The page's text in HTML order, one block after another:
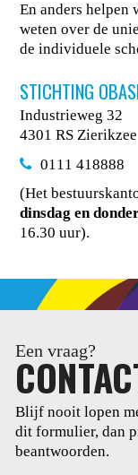
En anders helpen
weten over de
de individuele
STICHTING
Industrieweg 32
4301 RS Zierikzee
0111 418888
(Het
dinsdag en
16.30 uur).
Een vraag?
Blijf nooit lopen
dit formulier, dan
beantwoorden.